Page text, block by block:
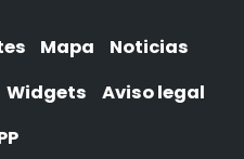
Mapa
Noticias
Widgets
Aviso legal